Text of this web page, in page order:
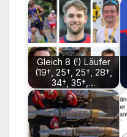
Gleich 8 (!) Läufer
(19†, 25†, 25†, 28†,
34†, 35†,…